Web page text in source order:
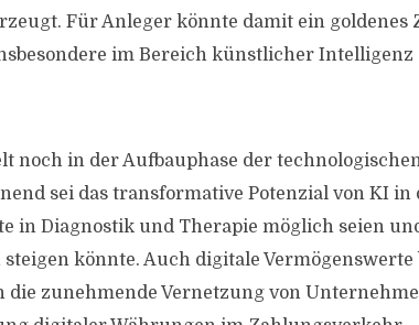
Für Anleger könnte damit ein goldenes
im Bereich künstlicher Intelligenz
noch in der Aufbauphase der
sei das transformative Potenzial von KI
in Diagnostik und Therapie möglich seien
könnte. Auch digitale Vermögenswerte
die zunehmende Vernetzung von